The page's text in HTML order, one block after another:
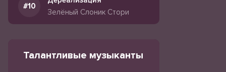
Зелёный Слоник Стори
Талантливые музыканты